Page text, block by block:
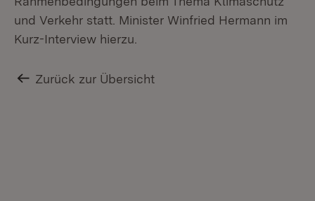
und Verkehr statt. Minister Winfried Hermann im
Kurz-Interview hierzu.
Zurück zur Übersicht